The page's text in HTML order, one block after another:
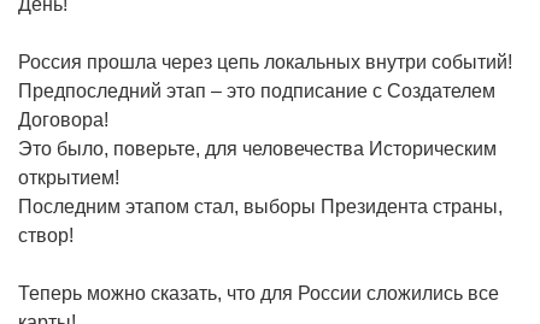
День!
Россия прошла через цепь локальных внутри событий!
Предпоследний этап – это подписание с Создателем
Договора!
Это было, поверьте, для человечества Историческим
открытием!
Последним этапом стал, выборы Президента страны,
створ!
Теперь можно сказать, что для России сложились все